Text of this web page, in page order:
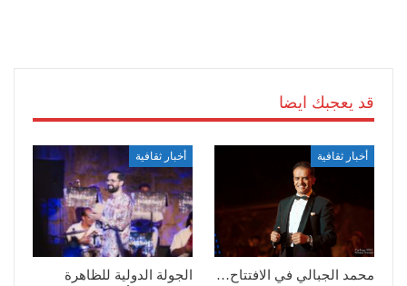
قد يعجبك ايضا
أخبار ثقافية
محمد الجبالي في الافتتاح…
أخبار ثقافية
الجولة الدولية للظاهرة